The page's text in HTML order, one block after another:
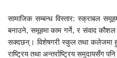
सामाजिक सम्बन्ध विस्तार: स्क्राबल
बनाउने, समूहमा काम गर्ने, र संवाद कौशल
सक्दछन्। विशेषगरी स्कुल तथा कलेजमा हुने
राष्ट्रिय तथा अन्तर्राष्ट्रिय समुदायसँग